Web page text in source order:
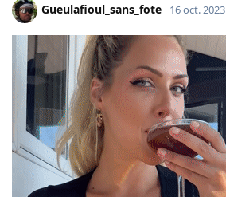
Gueulafioul_sans_fote 16 oct. 2023